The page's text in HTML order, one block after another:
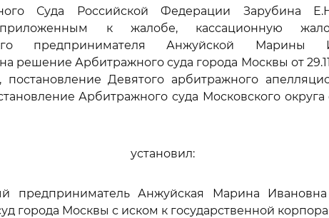
Суда Российской Федерации Зарубина
приложенным к жалобе, кассационную
предпринимателя Анжуйской Марины
решение Арбитражного суда города Москвы от
постановление Девятого арбитражного
Арбитражного суда Московского округа
установил:
предприниматель Анжуйская Марина
города Москвы с иском к государственной